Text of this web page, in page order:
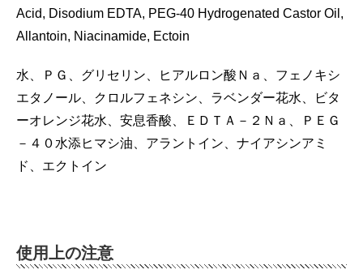
Acid, Disodium EDTA, PEG-40 Hydrogenated Castor Oil,
Allantoin, Niacinamide, Ectoin
水、ＰＧ、グリセリン、ヒアルロン酸Ｎａ、フェノキシ
エタノール、クロルフェネシン、ラベンダー花水、ビタ
ーオレンジ花水、安息香酸、ＥＤＴＡ－２Ｎａ、ＰＥＧ
－４０水添ヒマシ油、アラントイン、ナイアシンアミ
ド、エクトイン
使用上の注意